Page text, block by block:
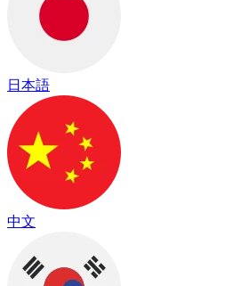
日本語
中文